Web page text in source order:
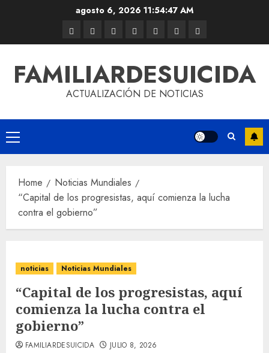
agosto 6, 2026 11:54:47 AM
FAMILIARDESUICIDA
ACTUALIZACIÓN DE NOTICIAS
Home
Noticias Mundiales
“Capital de los progresistas, aquí comienza la lucha
contra el gobierno”
noticias Noticias Mundiales
“Capital de los progresistas, aquí
comienza la lucha contra el
gobierno”
FAMILIARDESUICIDA JULIO 8, 2026